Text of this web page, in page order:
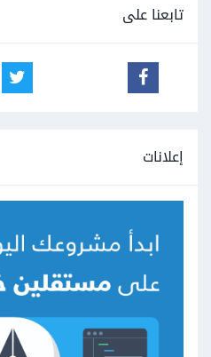
تابعنا على
إعلانات